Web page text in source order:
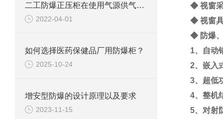
二工防爆正压柜在使用气源供气时需要注意些什么？
2022-04-01
如何选择医药保健品厂用防爆柜？
2025-10-24
增安型防爆的设计原理以及要求
2023-11-15
◆ 视窗
◆ 视窗
◆ 防爆
1、自动
2、 嵌入
3、超低
4、整机
5、对射